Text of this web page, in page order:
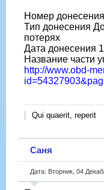
Номер
Тип донесения
потерях
Дата донесения
Название части
http://www.obd-
Qui quaerit, reperit
Саня
Дата: Вторник, 04